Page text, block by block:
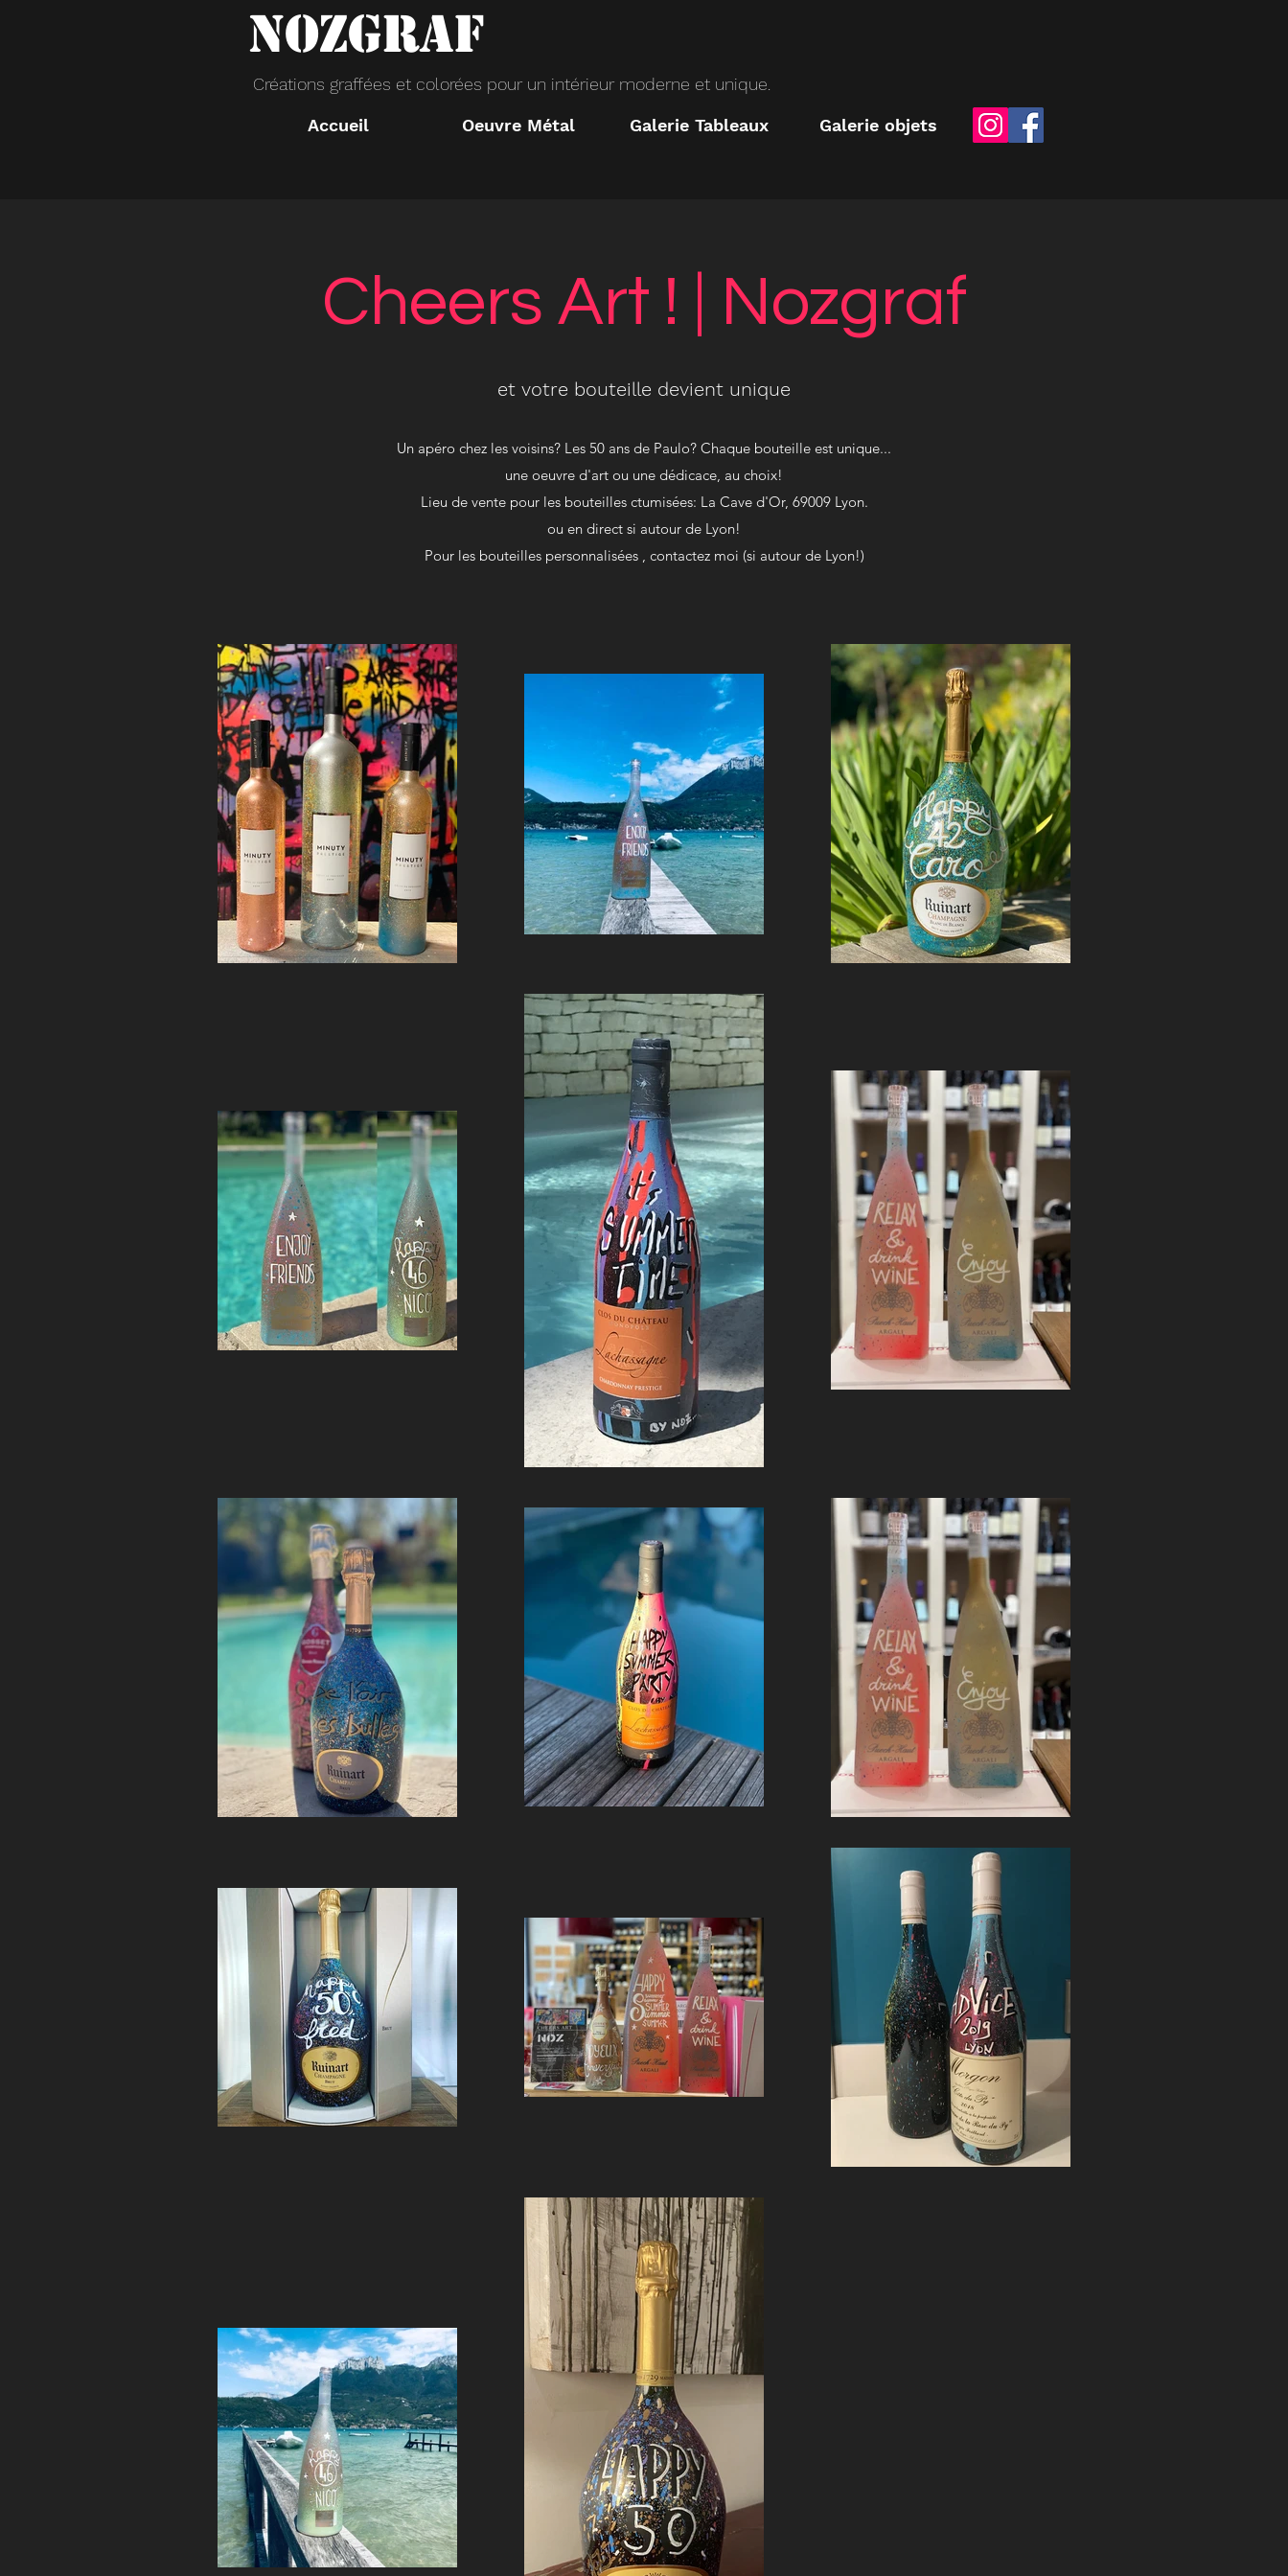
NOZGRAF
Créations graffées et colorées pour un intérieur moderne et unique.
Accueil Oeuvre Métal Galerie Tableaux Galerie objets
Cheers Art ! | Nozgraf
et votre bouteille devient unique
Un apéro chez les voisins? Les 50 ans de Paulo? Chaque bouteille est unique...
une oeuvre d'art ou une dédicace, au choix!
Lieu de vente pour les bouteilles ctumisées: La Cave d'Or, 69009 Lyon.
ou en direct si autour de Lyon!
Pour les bouteilles personnalisées , contactez moi (si autour de Lyon!)